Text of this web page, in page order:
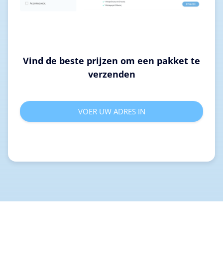
Vind de beste prijzen om een pakket te
verzenden
VOER UW ADRES IN